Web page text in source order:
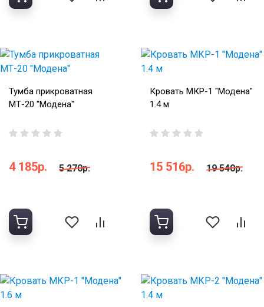
Тумба прикроватная
МТ-20 "Модена"
4 185р. 5 270р.
Кровать МКР-1 "Модена"
1.4 м
15 516р. 19 540р.